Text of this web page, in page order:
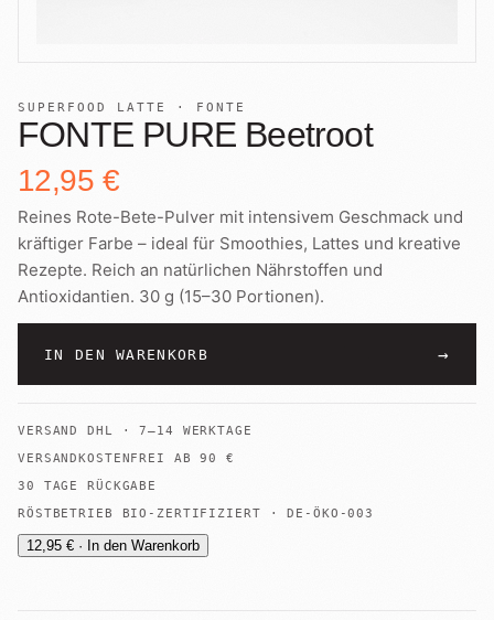
Lohnabfüllung für Röster
International
Zubehör
Geschenkideen
Fonte Blends
Alle Produkte
Laden
Reparatur
10 Kurse
SUPERFOOD LATTE · FONTE
FONTE PURE Beetroot
12,95 €
Reines Rote-Bete-Pulver mit intensivem Geschmack und
kräftiger Farbe – ideal für Smoothies, Lattes und kreative
Rezepte. Reich an natürlichen Nährstoffen und
Antioxidantien. 30 g (15–30 Portionen).
IN DEN WARENKORB →
VERSANDDHL ·7–14 WERKTAGE
VERSANDKOSTENFREI AB90
€
30 TAGE RÜCKGABE
RÖSTBETRIEB BIO-ZERTIFIZIERT · DE-ÖKO-003
12,95 € · In den Warenkorb